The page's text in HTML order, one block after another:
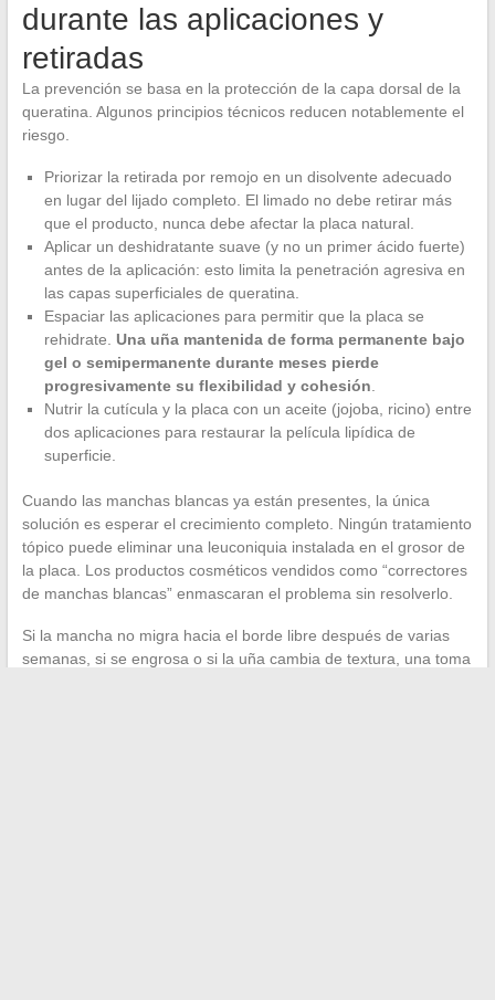
durante las aplicaciones y
retiradas
La prevención se basa en la protección de la capa dorsal de la
queratina. Algunos principios técnicos reducen notablemente el
riesgo.
Priorizar la retirada por remojo en un disolvente adecuado
en lugar del lijado completo. El limado no debe retirar más
que el producto, nunca debe afectar la placa natural.
Aplicar un deshidratante suave (y no un primer ácido fuerte)
antes de la aplicación: esto limita la penetración agresiva en
las capas superficiales de queratina.
Espaciar las aplicaciones para permitir que la placa se
rehidrate. Una uña mantenida de forma permanente bajo
gel o semipermanente durante meses pierde
progresivamente su flexibilidad y cohesión.
Nutrir la cutícula y la placa con un aceite (jojoba, ricino) entre
dos aplicaciones para restaurar la película lipídica de
superficie.
Cuando las manchas blancas ya están presentes, la única
solución es esperar el crecimiento completo. Ningún tratamiento
tópico puede eliminar una leuconiquia instalada en el grosor de
la placa. Los productos cosméticos vendidos como “correctores
de manchas blancas” enmascaran el problema sin resolverlo.
Si la mancha no migra hacia el borde libre después de varias
semanas, si se engrosa o si la uña cambia de textura, una toma